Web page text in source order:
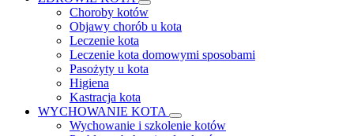
Choroby kotów
Objawy chorób u kota
Leczenie kota
Leczenie kota domowymi sposobami
Pasożyty u kota
Higiena
Kastracja kota
WYCHOWANIE KOTA
Wychowanie i szkolenie kotów